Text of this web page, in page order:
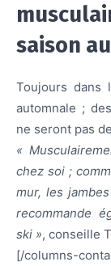
saison
Toujours dans
automnale ;
ne seront pas
«
chez soi ;
mur, les
recommande
ski », conseille
[/columns-